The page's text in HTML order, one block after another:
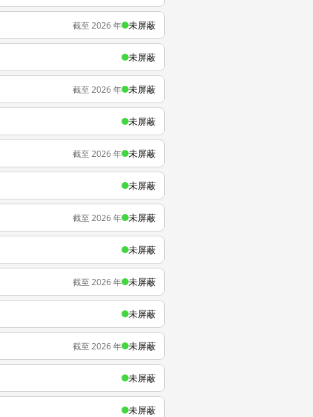
截至 2026 年 未屏蔽
未屏蔽
截至 2026 年 未屏蔽
未屏蔽
截至 2026 年 未屏蔽
未屏蔽
截至 2026 年 未屏蔽
未屏蔽
截至 2026 年 未屏蔽
未屏蔽
截至 2026 年 未屏蔽
未屏蔽
未屏蔽